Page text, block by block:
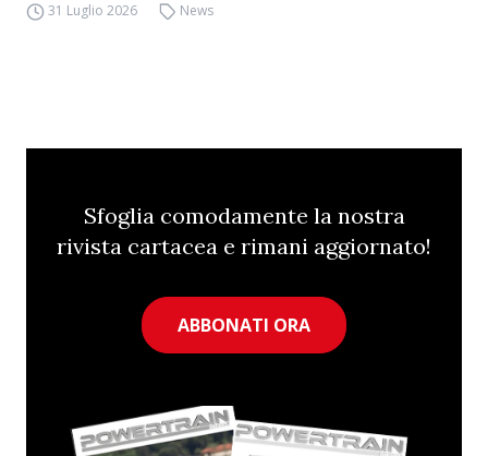
31 Luglio 2026 News
Sfoglia comodamente la nostra
rivista cartacea e rimani aggiornato!
ABBONATI ORA